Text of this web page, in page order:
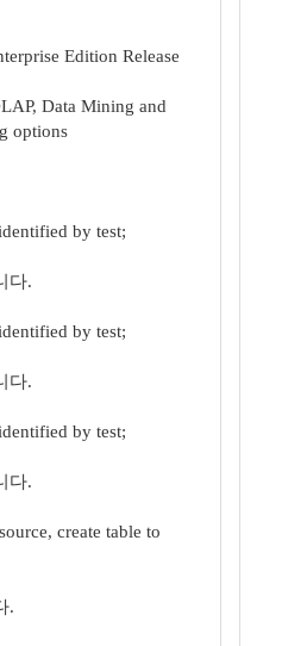
Edition Release
Data Mining and
options
by test;
다.
by test;
다.
by test;
다.
create table to
.